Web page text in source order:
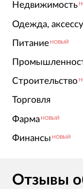
Недвижимость
Одежда,
Питание НОВЫЙ
Строительство
Торговля
Фарма НОВЫЙ
Финансы НОВЫЙ
Отзывы